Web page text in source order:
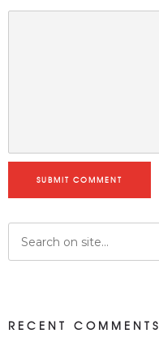
SUBMIT COMMENT
RECENT COMMENTS